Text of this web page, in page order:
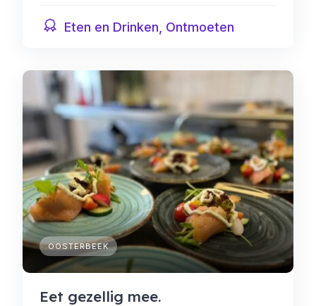
Eten en Drinken, Ontmoeten
OOSTERBEEK
Eet gezellig mee.